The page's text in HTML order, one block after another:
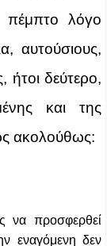
πέμπτο λόγο
αυτούσιους,
ήτοι δεύτερο,
και της
ακολούθως:
να προσφερθεί
εναγόμενη δεν